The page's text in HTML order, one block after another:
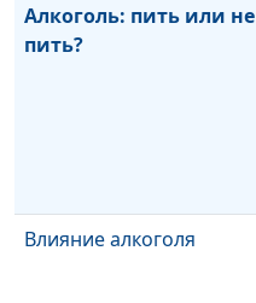
Алкоголь: пить или не
пить?
Влияние алкоголя